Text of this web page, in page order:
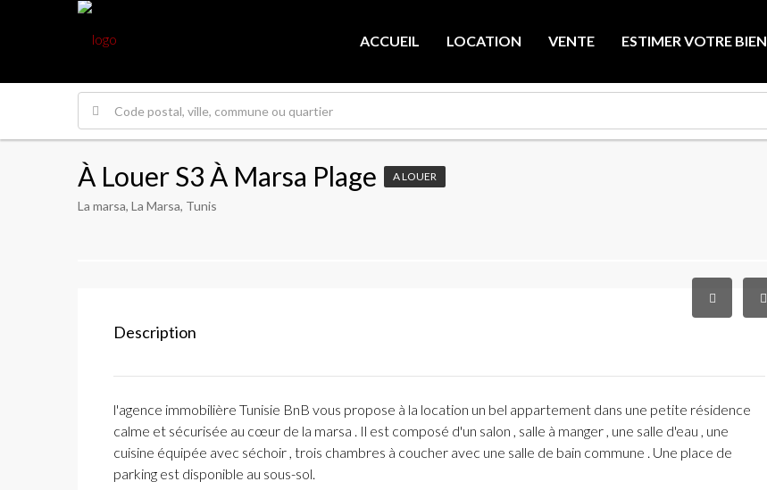
ACCUEIL LOCATION VENTE ESTIMER VOTRE BIEN
À Louer S3 À Marsa Plage A LOUER
La marsa, La Marsa, Tunis
Description
l'agence immobilière Tunisie BnB vous propose à la location un bel appartement dans une petite résidence
calme et sécurisée au cœur de la marsa . Il est composé d'un salon , salle à manger , une salle d'eau , une
cuisine équipée avec séchoir , trois chambres à coucher avec une salle de bain commune . Une place de
parking est disponible au sous-sol.